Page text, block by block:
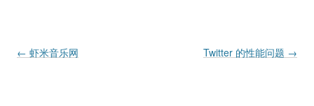
Post navigation
← 虾米音乐网 Twitter 的性能问题 →